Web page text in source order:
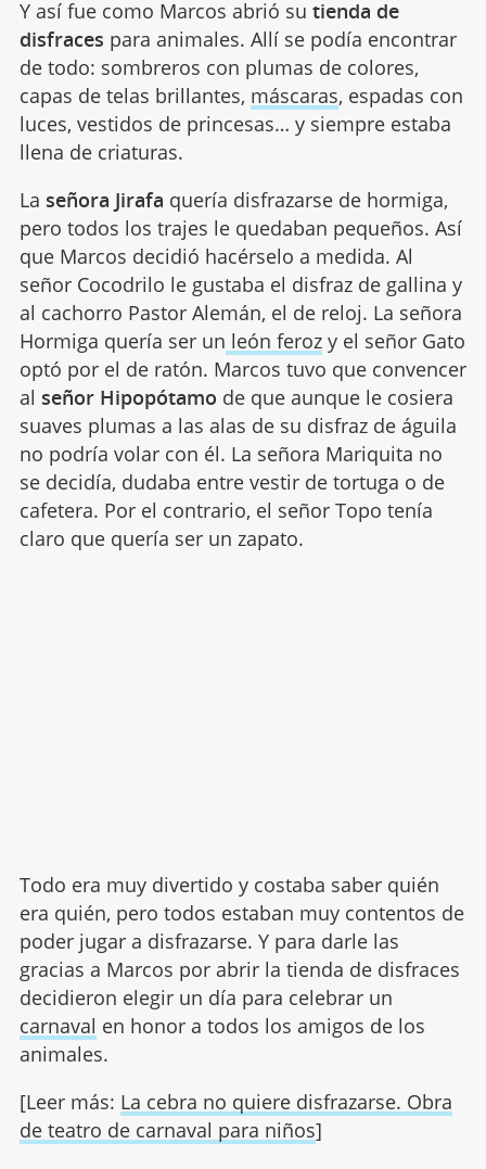
Y así fue como Marcos abrió su tienda de
disfraces para animales. Allí se podía encontrar
de todo: sombreros con plumas de colores,
capas de telas brillantes, máscaras, espadas con
luces, vestidos de princesas… y siempre estaba
llena de criaturas.
La señora Jirafa quería disfrazarse de hormiga,
pero todos los trajes le quedaban pequeños. Así
que Marcos decidió hacérselo a medida. Al
señor Cocodrilo le gustaba el disfraz de gallina y
al cachorro Pastor Alemán, el de reloj. La señora
Hormiga quería ser un león ferozy el señor Gato
optó por el de ratón. Marcos tuvo que convencer
al señor Hipopótamo de que aunque le cosiera
suaves plumas a las alas de su disfraz de águila
no podría volar con él. La señora Mariquita no
se decidía, dudaba entre vestir de tortuga o de
cafetera. Por el contrario, el señor Topo tenía
claro que quería ser un zapato.
Todo era muy divertido y costaba saber quién
era quién, pero todos estaban muy contentos de
poder jugar a disfrazarse. Y para darle las
gracias a Marcos por abrir la tienda de disfraces
decidieron elegir un día para celebrar un
carnaval en honor a todos los amigos de los
animales.
[Leer más: La cebra no quiere disfrazarse. Obra
de teatro de carnaval para niños]